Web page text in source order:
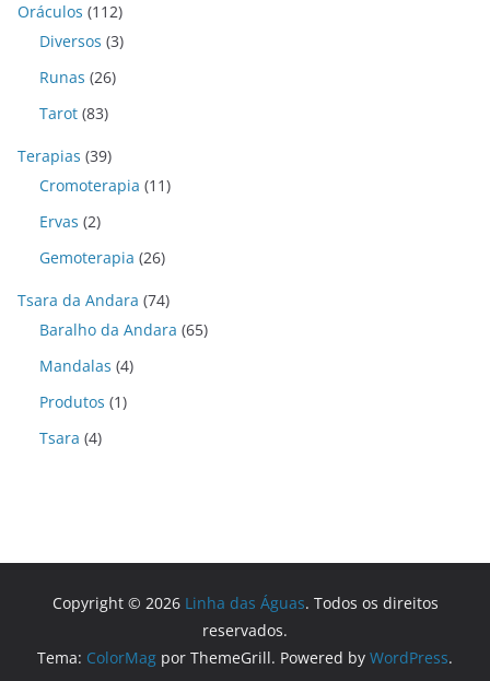
Oráculos (112)
Diversos (3)
Runas (26)
Tarot (83)
Terapias (39)
Cromoterapia (11)
Ervas (2)
Gemoterapia (26)
Tsara da Andara (74)
Baralho da Andara (65)
Mandalas (4)
Produtos (1)
Tsara (4)
Copyright © 2026 Linha das Águas. Todos os direitos
reservados.
Tema: ColorMag por ThemeGrill. Powered by WordPress.